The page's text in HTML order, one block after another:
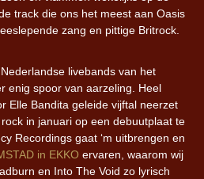
track die ons het meest aan Oasis
zang en pittige Britrock.
livebands van het
enig spoor van aarzeling. Heel
Elle Bandita geleide vijftal neerzet
in januari op een debuutplaat te
Recordings gaat ‘m uitbrengen en
in EKKO ervaren, waarom wij
en Into The Void zo lyrisch